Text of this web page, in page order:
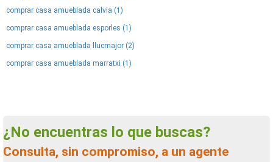
comprar casa amueblada calvia (1)
comprar casa amueblada esporles (1)
comprar casa amueblada llucmajor (2)
comprar casa amueblada marratxi (1)
¿No encuentras lo que buscas?
Consulta, sin compromiso, a un agente